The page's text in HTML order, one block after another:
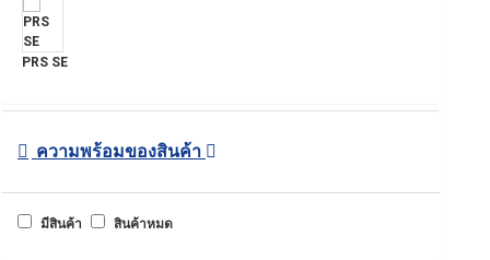
PRS SE
ความพร้อมของสินค้า
มีสินค้า สินค้าหมด